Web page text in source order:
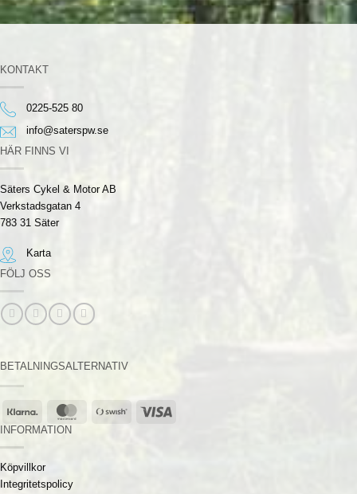
KONTAKT
0225-525 80
info@saterspw.se
HÄR FINNS VI
Säters Cykel & Motor AB
Verkstadsgatan 4
783 31 Säter
Karta
FÖLJ OSS
BETALNINGSALTERNATIV
Klarna MasterCardSwish
(SE)
INFORMATION
Köpvillkor
Integritetspolicy